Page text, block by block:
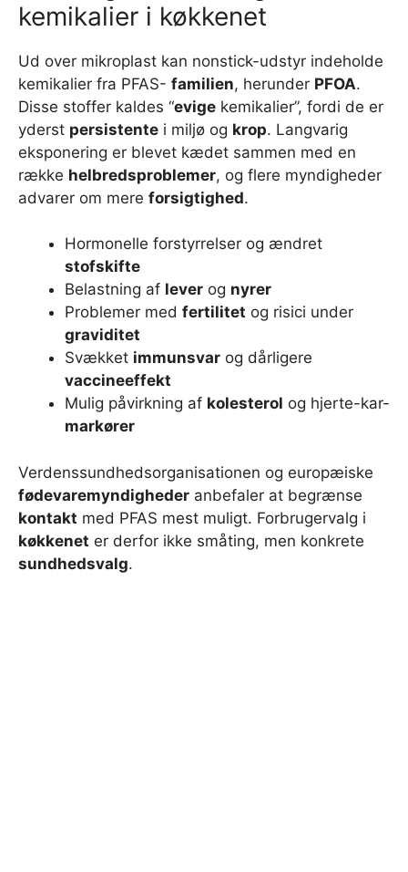
kemikalier i køkkenet
Ud over mikroplast kan nonstick-udstyr indeholde
kemikalier fra PFAS- familien, herunder PFOA.
Disse stoffer kaldes “evige kemikalier”, fordi de er
yderst persistente i miljø og krop. Langvarig
eksponering er blevet kædet sammen med en
række helbredsproblemer, og flere myndigheder
advarer om mere forsigtighed.
Hormonelle forstyrrelser og ændret
stofskifte
Belastning af lever og nyrer
Problemer med fertilitet og risici under
graviditet
Svækket immunsvar og dårligere
vaccineeffekt
Mulig påvirkning af kolesterol og hjerte-kar-
markører
Verdenssundhedsorganisationen og europæiske
fødevaremyndigheder anbefaler at begrænse
kontakt med PFAS mest muligt. Forbrugervalg i
køkkenet er derfor ikke småting, men konkrete
sundhedsvalg.